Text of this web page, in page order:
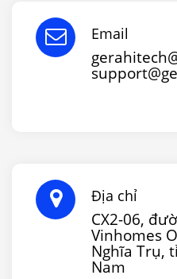
Email
Địa chỉ
CX2-06,
Vinhomes
Nghĩa Trụ,
Nam